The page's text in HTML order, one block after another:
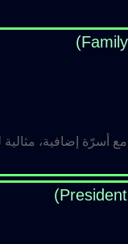
إضافية، مثالية